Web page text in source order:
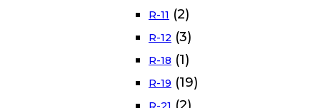
R-11 (2)
R-12 (3)
R-18 (1)
R-19 (19)
(2)